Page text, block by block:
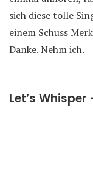
sich diese tolle
einem Schuss
Danke. Nehm ich.
Let’s